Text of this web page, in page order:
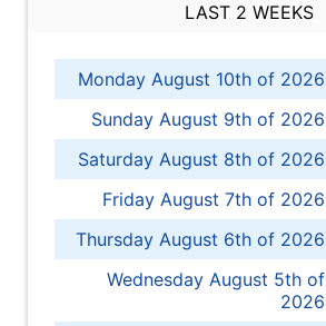
LAST 2 WEEKS
Monday August 10th of 2026
Sunday August 9th of 2026
Saturday August 8th of 2026
Friday August 7th of 2026
Thursday August 6th of 2026
Wednesday August 5th of
2026